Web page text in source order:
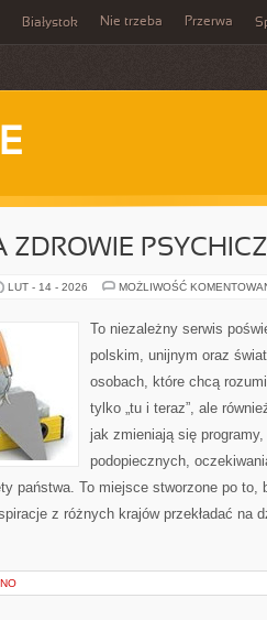
Białystok Nie trzeba Przerwa
ZDROWIE
LUT - 14 - 2026 MOŻLIWOŚĆ
To niezależny serwis
polskim, unijnym oraz
osobach, które chcą
tylko „tu i teraz”, ale
jak zmieniają się
podopiecznych,
państwa. To miejsce stworzone po to,
z różnych krajów przekładać na